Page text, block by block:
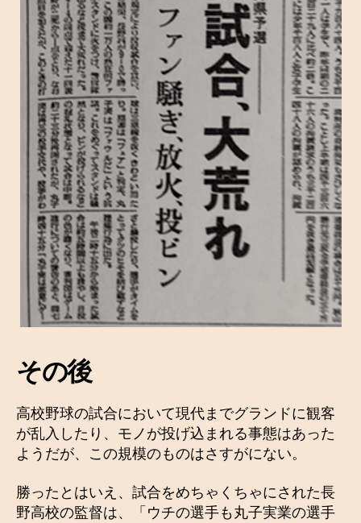
その後
高校野球の試合において現代までグランドに観客
が乱入したり、モノが投げ込まれる事態はあった
ようだが、この規模のものはさすがにない。
勝ったとはいえ、試合をめちゃくちゃにされた長
野高校の監督は、「ウチの選手も丸子実業の選手